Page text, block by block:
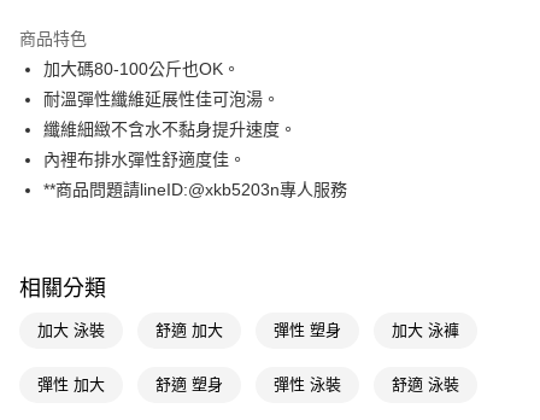
Apple Pay
街口支付
悠遊付
Google Pay
【關於「AFTEE先享後付」】
AFTEE先享後付是「在收到商品之後才付款」的支付方式。 讓您購物簡單
便利好安心！
２．便利：只要手機號碼，簡訊認證，即可結帳。
運送方式
商品特色
加大碼80-100公斤也OK。
耐溫彈性纖維延展性佳可泡湯。
纖維細緻不含水不黏身提升速度。
內裡布排水彈性舒適度佳。
**商品問題請lineID:@xkb5203n專人服務
相關分類
加大 泳裝 舒適 加大 彈性 塑身 加大 泳褲
彈性 加大 舒適 塑身 彈性 泳裝 舒適 泳裝